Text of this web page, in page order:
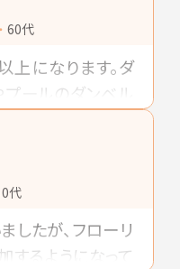
ﾝﾃﾅﾝｽしました❗️
リとストレス解消
る毎日に感謝で
60代
上になります。ダ
ールのダンベル
うか楽しみでワ
ます。運動終わ
す＼(^o^)／
代
したが、フローリ
するようになって